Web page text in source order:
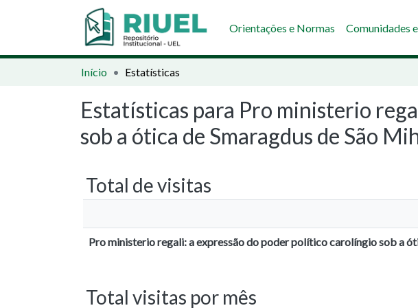
Orientações e Normas Comunidades
Início Estatísticas
Estatísticas para Pro ministerio
sob a ótica de Smaragdus de São
Total de visitas
Pro ministerio regali: a expressão do poder político carolíngio sob a
Total visitas por mês